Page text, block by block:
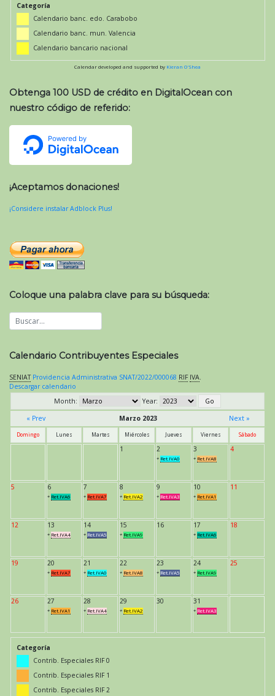
Categoría
Calendario banc. edo. Carabobo
Calendario banc. mun. Valencia
Calendario bancario nacional
Calendar developed and supported by Kieran O'Shea
Obtenga 100 USD de crédito en DigitalOcean con
nuestro código de referido:
¡Aceptamos donaciones!
¡Considere instalar Adblock Plus!
Coloque una palabra clave para su búsqueda:
Calendario Contribuyentes Especiales
SENIAT Providencia Administrativa SNAT/2022/000068 RIF IVA
Descargar calendario
Month:
Year:
« Prev
Marzo 2023 Next »
Domingo Lunes Martes Miércoles Jueves Viernes Sábado
1 2
* Ret.IVA0
3
* Ret.IVA8
4
5 6
* Ret.IVA6
7
* Ret.IVA7
8
* Ret.IVA2
9
* Ret.IVA3
10
* Ret.IVA1
11
12 13
* Ret.IVA4
14
* Ret.IVA5
15
* Ret.IVA9
16 17
* Ret.IVA6
18
19 20
* Ret.IVA7
21
* Ret.IVA0
22
* Ret.IVA8
23
* Ret.IVA5
24
* Ret.IVA9
25
26 27
* Ret.IVA1
28
* Ret.IVA4
29
* Ret.IVA2
30 31
* Ret.IVA3
Categoría
Contrib. Especiales RIF 0
Contrib. Especiales RIF 1
Contrib. Especiales RIF 2